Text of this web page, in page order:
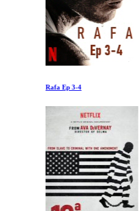
Rafa Ep 3-4